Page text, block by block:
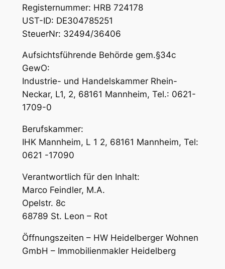
Registernummer: HRB 724178
UST-ID: DE304785251
SteuerNr: 32494/36406
Aufsichtsführende Behörde gem.§34c
GewO:
Industrie- und Handelskammer Rhein-
Neckar, L1, 2, 68161 Mannheim, Tel.: 0621-
1709-0
Berufskammer:
IHK Mannheim, L 1 2, 68161 Mannheim, Tel:
0621 -17090
Verantwortlich für den Inhalt:
Marco Feindler, M.A.
Opelstr. 8c
68789 St. Leon – Rot
Öffnungszeiten – HW Heidelberger Wohnen
GmbH – Immobilienmakler Heidelberg